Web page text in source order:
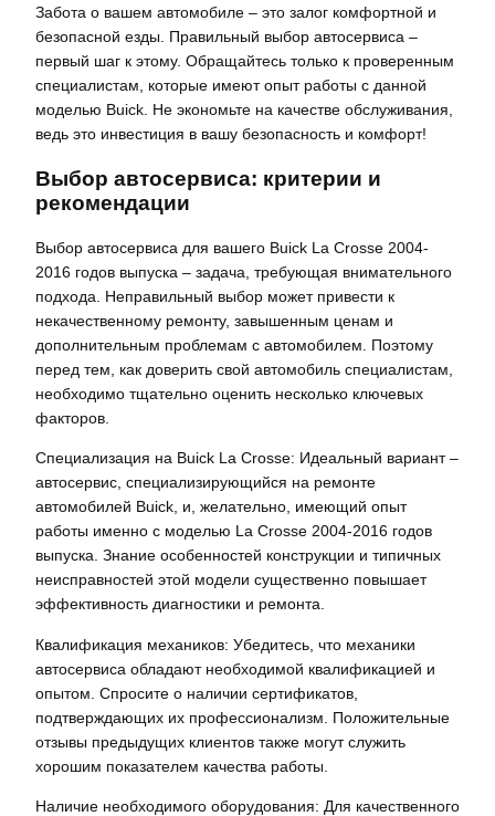
Забота о вашем автомобиле – это залог комфортной и
безопасной езды. Правильный выбор автосервиса –
первый шаг к этому. Обращайтесь только к проверенным
специалистам, которые имеют опыт работы с данной
моделью Buick. Не экономьте на качестве обслуживания,
ведь это инвестиция в вашу безопасность и комфорт!
Выбор автосервиса: критерии и
рекомендации
Выбор автосервиса для вашего Buick La Crosse 2004-
2016 годов выпуска – задача, требующая внимательного
подхода. Неправильный выбор может привести к
некачественному ремонту, завышенным ценам и
дополнительным проблемам с автомобилем. Поэтому
перед тем, как доверить свой автомобиль специалистам,
необходимо тщательно оценить несколько ключевых
факторов.
Специализация на Buick La Crosse: Идеальный вариант –
автосервис, специализирующийся на ремонте
автомобилей Buick, и, желательно, имеющий опыт
работы именно с моделью La Crosse 2004-2016 годов
выпуска. Знание особенностей конструкции и типичных
неисправностей этой модели существенно повышает
эффективность диагностики и ремонта.
Квалификация механиков: Убедитесь, что механики
автосервиса обладают необходимой квалификацией и
опытом. Спросите о наличии сертификатов,
подтверждающих их профессионализм. Положительные
отзывы предыдущих клиентов также могут служить
хорошим показателем качества работы.
Наличие необходимого оборудования: Для качественного